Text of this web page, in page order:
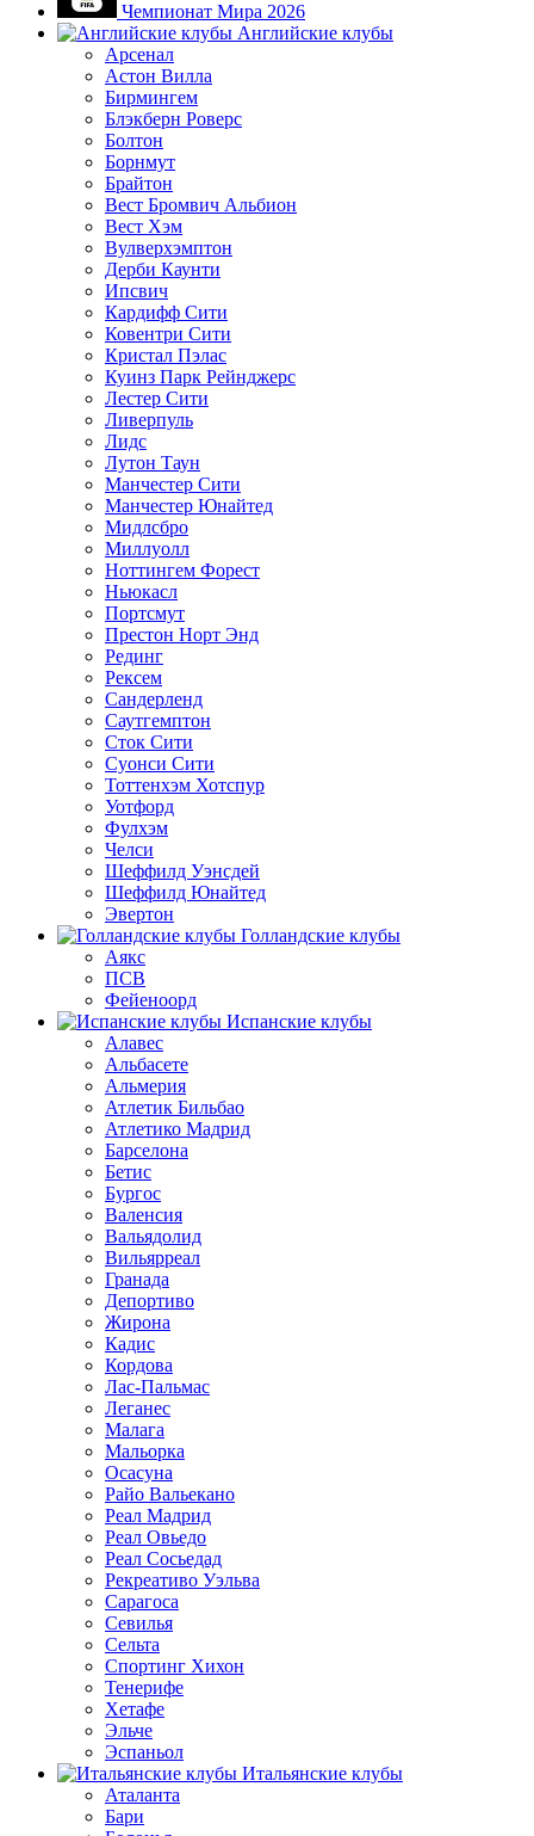
Чемпионат Мира 2026
Английские клубы
Арсенал
Астон Вилла
Бирмингем
Блэкберн Роверс
Болтон
Борнмут
Брайтон
Вест Бромвич Альбион
Вест Хэм
Вулверхэмптон
Дерби Каунти
Ипсвич
Кардифф Сити
Ковентри Сити
Кристал Пэлас
Куинз Парк Рейнджерс
Лестер Сити
Ливерпуль
Лидс
Лутон Таун
Манчестер Сити
Манчестер Юнайтед
Мидлсбро
Миллуолл
Ноттингем Форест
Ньюкасл
Портсмут
Престон Норт Энд
Рединг
Рексем
Сандерленд
Саутгемптон
Сток Сити
Суонси Сити
Тоттенхэм Хотспур
Уотфорд
Фулхэм
Челси
Шеффилд Уэнсдей
Шеффилд Юнайтед
Эвертон
Голландские клубы
Аякс
ПСВ
Фейеноорд
Испанские клубы
Алавес
Альбасете
Альмерия
Атлетик Бильбао
Атлетико Мадрид
Барселона
Бетис
Бургос
Валенсия
Вальядолид
Вильярреал
Гранада
Депортиво
Жирона
Кадис
Кордова
Лас-Пальмас
Леганес
Малага
Мальорка
Осасуна
Райо Вальекано
Реал Мадрид
Реал Овьедо
Реал Сосьедад
Рекреативо Уэльва
Сарагоса
Севилья
Сельта
Спортинг Хихон
Тенерифе
Хетафе
Эльче
Эспаньол
Итальянские клубы
Аталанта
Бари